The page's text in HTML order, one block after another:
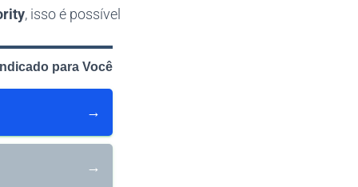
, isso é possível.
para Você
→
→